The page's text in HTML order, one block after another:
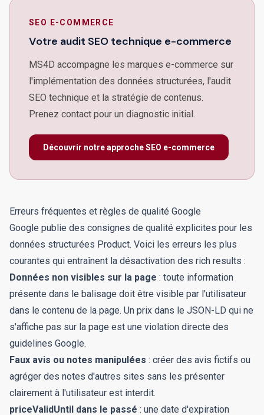
SEO E-COMMERCE
Votre audit SEO technique e-commerce
MS4D accompagne les marques e-commerce sur
l'implémentation des données structurées, l'audit
SEO technique et la stratégie de contenus.
Prenez contact pour un diagnostic initial.
Découvrir notre approche SEO e-commerce
Erreurs fréquentes et règles de qualité Google
Google publie des consignes de qualité explicites pour les
données structurées Product. Voici les erreurs les plus
courantes qui entraînent la désactivation des rich results :
Données non visibles sur la page : toute information
présente dans le balisage doit être visible par l'utilisateur
dans le contenu de la page. Un prix dans le JSON-LD qui ne
s'affiche pas sur la page est une violation directe des
guidelines Google.
Faux avis ou notes manipulées : créer des avis fictifs ou
agréger des notes d'autres sites sans les présenter
clairement à l'utilisateur est interdit.
priceValidUntil dans le passé : une date d'expiration